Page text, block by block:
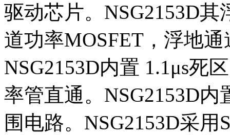
驱动芯片。NSG2153D
道功率MOSFET，浮地
NSG2153D内置 1.1μs死
率管直通。NSG2153D
围电路。NSG2153D采